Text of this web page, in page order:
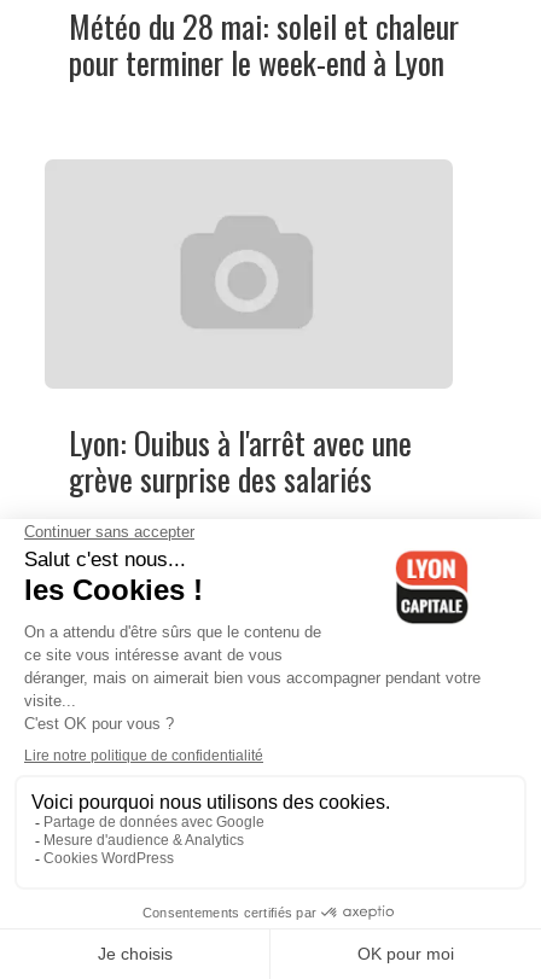
Météo du 28 mai: soleil et chaleur
pour terminer le week-end à Lyon
Lyon: Ouibus à l'arrêt avec une
grève surprise des salariés
Greenpeace et ANV Cop 21
redécorent la station Total de
Solaize